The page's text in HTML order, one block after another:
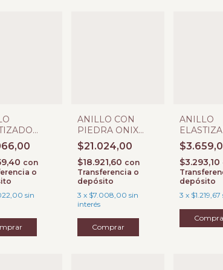
12
BOLITA
MM
con
o
sin
ANILLO CON
PIEDRA ONIX
BORDES
LABRADOS
$21.024,00
$18.921,60 con
Transferencia o
depósito
3 x $7.008,00 sin
interés
Comprar
ANILLO
CRISTAL
ROCA
Y BOLITA
MM
$3.293,10
depósito
3 x $1.219,67